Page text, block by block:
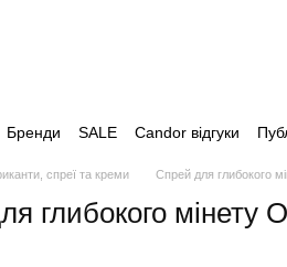
Бренди SALE Candor відгуки
спреї та креми Спрей для глибокого
глибокого мінету